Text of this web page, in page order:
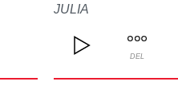
JULIA
DEL